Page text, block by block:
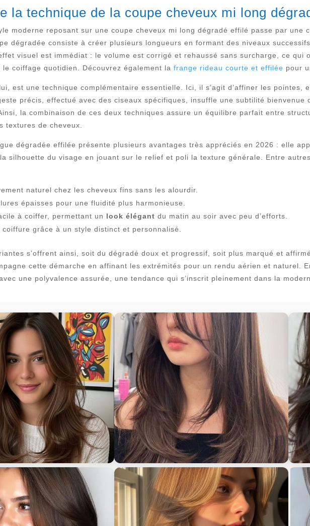
la technique de la coupe cheveux mi long
moderne reposant sur une coupe cheveux mi long dégradé effilé passe par une
dégradée consiste à créer plusieurs longueurs en formant des niveaux
visuel est immédiat : le volume est corrigé et rehaussé sans surcharge, ce qui
le coiffage quotidien. Découvrez également lafrange rideau courte et effilée pour
est une technique complémentaire essentielle. Ici, il s’agit d’affiner les pointes,
précis, effectué avec des ciseaux spécifiques, insuffle une subtilité bienvenue
la combinaison de ces deux techniques assure un équilibre parfait entre
textures de cheveux.
dégradée effilée présente plusieurs avantages très appréciés en 2026 : elle
silhouette du visage en jouant sur le relief et poli la texture générale. Entre
naturel chez les cheveux fins sans les alourdir.
épaisses pour une fluidité plus harmonieuse.
à coiffer, permettant un look élégant du matin au soir avec peu d’efforts.
grâce à un style distinct et personnalisé.
s’offrent ainsi, soit du dégradé doux et progressif, soit plus marqué et
cette démarche en affinant les extrémités pour un rendu aérien et naturel.
une polyvalence assurée, une tendance qui s’inscrit pleinement dans la